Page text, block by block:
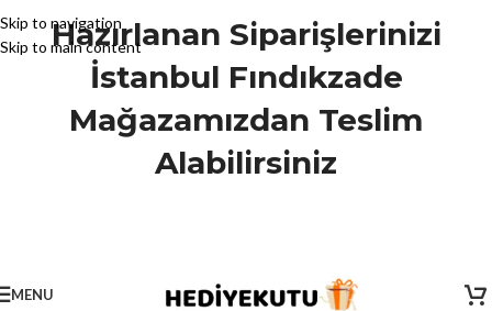
Skip to navigation
Skip to main content
Hazırlanan Siparişlerinizi
İstanbul Fındıkzade
Mağazamızdan Teslim
Alabilirsiniz
MENU